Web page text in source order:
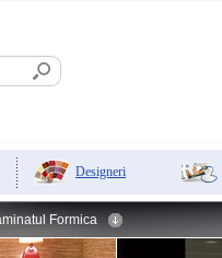
Designeri
Formica